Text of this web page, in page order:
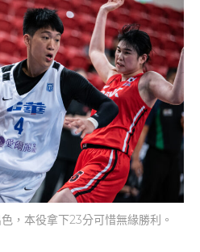
，本役拿下23分可惜無緣勝利。